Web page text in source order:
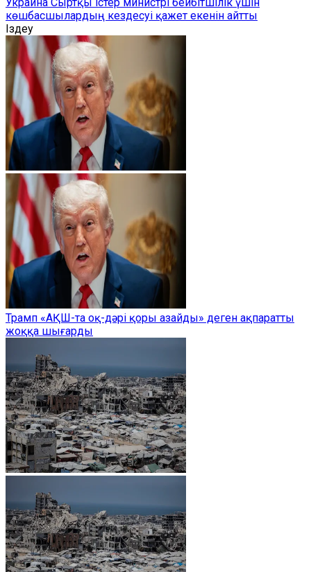
көшбасшылардың кездесуі қажет екенін айтты
Іздеу
Трамп «АҚШ-та оқ-дәрі қоры азайды» деген ақпаратты
жоққа шығарды